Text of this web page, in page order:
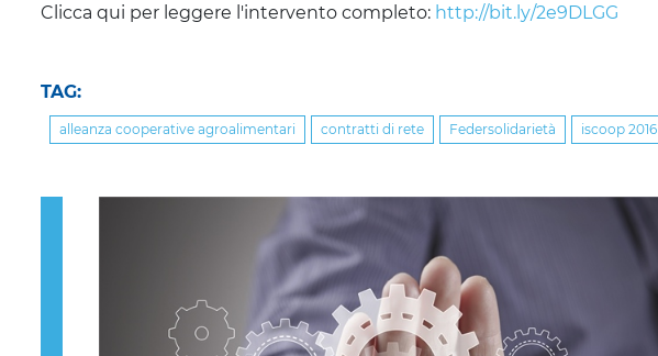
Clicca qui per leggere l'intervento completo: http://bit.ly/2e9DLGG
TAG:
alleanza cooperative agroalimentari contratti di rete Federsolidarietà iscoop 2016